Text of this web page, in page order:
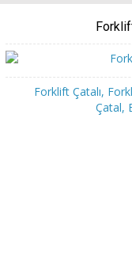
Forklift Çatalı,
Çatal,